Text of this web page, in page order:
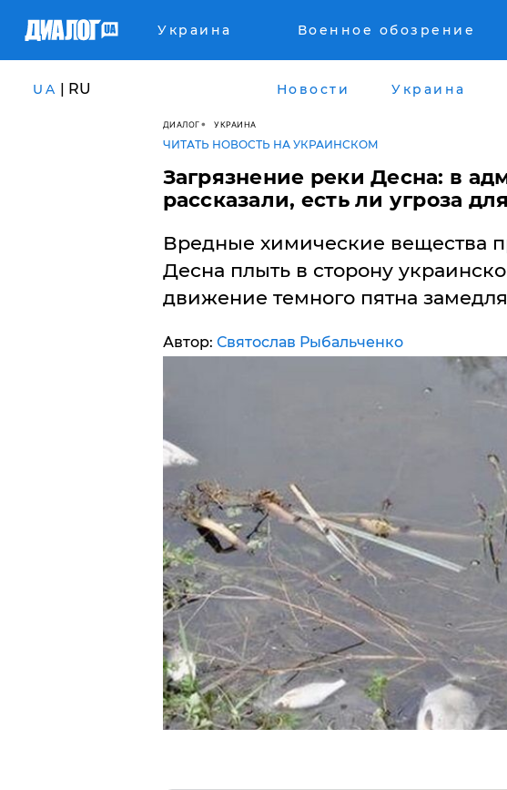
Украина Военное обозрение
UA | RU Новости Украина
ДИАЛОГ УКРАИНА
ЧИТАТЬ НОВОСТЬ НА УКРАИНСКОМ
Загрязнение реки Десна: в
рассказали, есть ли угроза
Вредные химические вещества
Десна плыть в сторону
движение темного пятна
Автор: Святослав Рыбальченко